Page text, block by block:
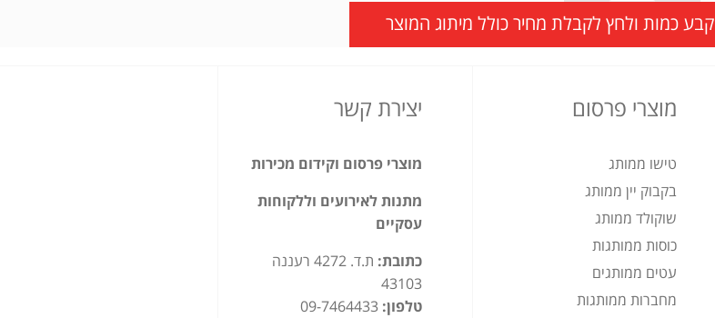
קבע כמות ולחץ לקבלת מחיר כולל מיתוג המוצר
מוצרי פרסום
טישו ממותג
בקבוק יין ממותג
שוקולד ממותג
כוסות ממותגות
עטים ממותגים
מחברות ממותגות
יצירת קשר
מוצרי פרסום וקידום מכירות
מתנות לאירועים וללקוחות
עסקיים
כתובת:
ת.ד. 4272 רעננה
43103
טלפון: 09-7464433